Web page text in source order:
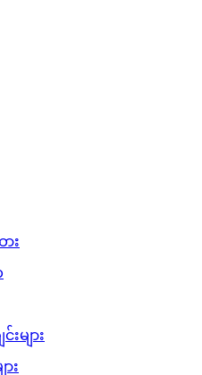
း
များ
း